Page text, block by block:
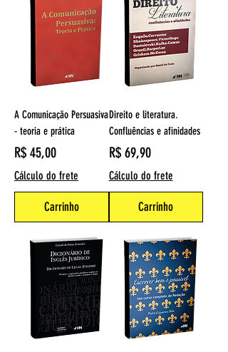
A Comunicação Persuasiva
- teoria e prática
Preço
R$ 45,00
Cálculo do frete
Carrinho
Direito e literatura.
Confluências e afinidades
Preço
R$ 69,90
Cálculo do frete
Carrinho